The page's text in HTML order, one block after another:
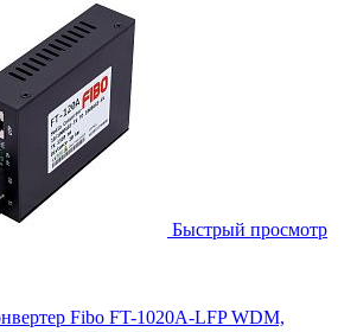
Быстрый просмотр
Fibo FT-1020A-LFP WDM,